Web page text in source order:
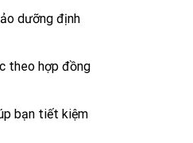
dưỡng định
theo hợp đồng
bạn tiết kiệm